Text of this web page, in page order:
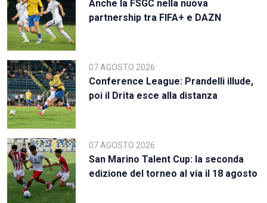
Anche la FSGC nella nuova
partnership tra FIFA+ e DAZN
07 AGOSTO 2026
Conference League: Prandelli illude,
poi il Drita esce alla distanza
07 AGOSTO 2026
San Marino Talent Cup: la seconda
edizione del torneo al via il 18 agosto